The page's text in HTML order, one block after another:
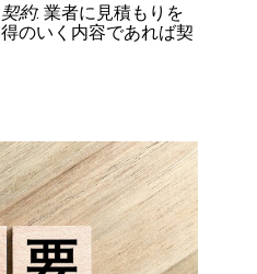
約: 業者に見積もりを
のいく内容であれば契